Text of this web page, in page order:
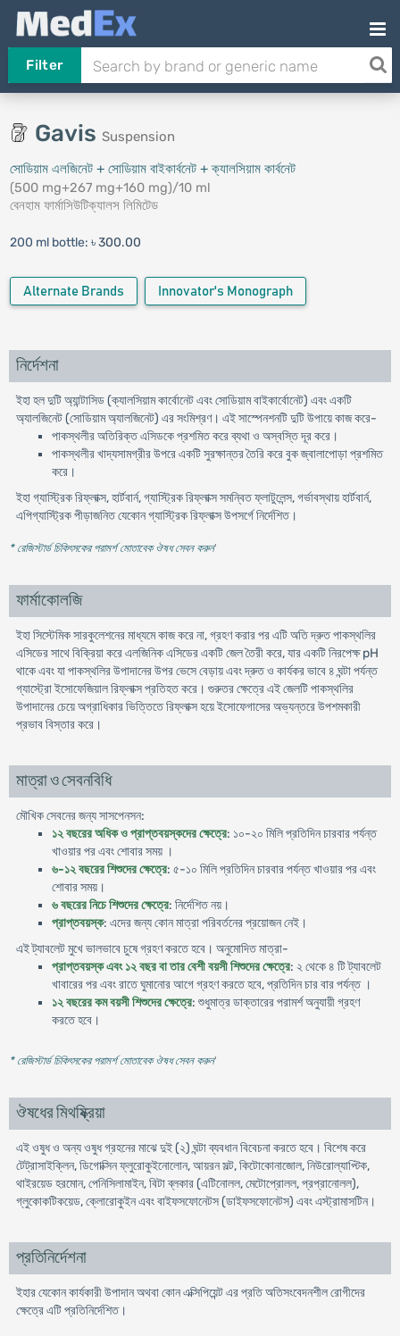
Filter
Gavis Suspension
সোডিয়াম এলজিনেট + সোডিয়াম বাইকার্বনেট + ক্যালসিয়াম কার্বনেট
(500 mg+267 mg+160 mg)/10 ml
বেনহাম ফার্মাসিউটিক্যালস লিমিটেড
200 ml bottle: ৳ 300.00
Alternate Brands Innovator's Monograph
নির্দেশনা
ইহা হল দুটি অ্যান্টাসিড (ক্যালসিয়াম কার্বোনেট এবং সোডিয়াম বাইকার্বোনেট) এবং একটি
অ্যালজিনেট (সোডিয়াম অ্যালজিনেট) এর সংমিশ্রণ। এই সাস্পেনশনটি দুটি উপায়ে কাজ করে-
পাকস্থলীর অতিরিক্ত এসিডকে প্রশমিত করে ব্যথা ও অস্বস্তি দূর করে।
পাকস্থলীর খাদ্যসামগ্রীর উপরে একটি সুরক্ষান্তর তৈরি করে বুক জ্বালাপোড়া প্রশমিত
করে।
ইহা গ্যাস্ট্রিক রিফ্লাক্স, হার্টবার্ন, গ্যাস্ট্রিক রিফ্লাক্স সমন্বিত ফ্লাটুলেন্স, গর্ভাবস্থায় হার্টবার্ন,
এপিগ্যাস্ট্রিক পীড়াজনিত যেকোন গ্যাস্ট্রিক রিফ্লাক্স উপসর্গে নির্দেশিত।
* রেজিস্টার্ড চিকিৎসকের পরামর্শ মোতাবেক ঔষধ সেবন করুন'
ফার্মাকোলজি
ইহা সিস্টেমিক সারকুলেশনের মাধ্যমে কাজ করে না, গ্রহণ করার পর এটি অতি দ্রুত পাকস্থলির
এসিডের সাথে বিক্রিয়া করে এলজিনিক এসিডের একটি জেল তৈরী করে, যার একটি নিরপেক্ষ pH
থাকে এবং যা পাকস্থলির উপাদানের উপর ভেসে বেড়ায় এবং দ্রুত ও কার্যকর ভাবে ৪ ঘন্টা পর্যন্ত
গ্যাস্ট্রো ইসোফেজিয়াল রিফ্লাক্স প্রতিহত করে। গুরুতর ক্ষেত্রে এই জেলটি পাকস্থলির
উপাদানের চেয়ে অগ্রাধিকার ভিত্তিতে রিফ্লাক্স হয়ে ইসোফেগাসের অভ্যন্তরে উপশমকারী
প্রভাব বিস্তার করে।
মাত্রা ও সেবনবিধি
মৌখিক সেবনের জন্য সাসপেনসন:
১২ বছরের অধিক ও প্রাপ্তবয়স্কদের ক্ষেত্রে: ১০-২০ মিলি প্রতিদিন চারবার পর্যন্ত
খাওয়ার পর এবং শোবার সময় ।
৬-১২ বছরের শিশুদের ক্ষেত্রে: ৫-১০ মিলি প্রতিদিন চারবার পর্যন্ত খাওয়ার পর এবং
শোবার সময়।
৬ বছরের নিচে শিশুদের ক্ষেত্রে: নির্দেশিত নয়।
প্রাপ্তবয়স্ক: এদের জন্য কোন মাত্রা পরিবর্তনের প্রয়োজন নেই।
এই ট্যাবলেট মুখে ভালভাবে চুষে গ্রহণ করতে হবে। অনুমোদিত মাত্রা-
প্রাপ্তবয়স্ক এবং ১২ বছর বা তার বেশী বয়সী শিশুদের ক্ষেত্রে: ২ থেকে ৪ টি ট্যাবলেট
খাবারের পর এবং রাতে ঘুমানোর আগে গ্রহণ করতে হবে, প্রতিদিন চার বার পর্যন্ত ।
১২ বছরের কম বয়সী শিশুদের ক্ষেত্রে: শুধুমাত্র ডাক্তারের পরামর্শ অনুযায়ী গ্রহণ
করতে হবে।
* রেজিস্টার্ড চিকিৎসকের পরামর্শ মোতাবেক ঔষধ সেবন করুন'
ঔষধের মিথষ্ক্রিয়া
এই ওষুধ ও অন্য ওষুধ গ্রহনের মাঝে দুই (২) ঘন্টা ব্যবধান বিবেচনা করতে হবে। বিশেষ করে
টেট্রাসাইক্লিন, ডিগোক্সিন ফ্লুরোকুইনোলোন, আয়রন সল্ট, কিটোকোনাজোল, নিউরোল্যাপ্টিক,
থাইরয়েড হরমোন, পেনিসিলামাইন, বিটা ব্লকার (এটিনোলল, মেটোপ্রোলল, প্রপ্রানোলল),
গ্লুকোকটিকয়েড, ক্লোরোকুইন এবং বাইফসফোনেটস (ডাইফসফোনেটস) এবং এস্ট্রামাসটিন।
প্রতিনির্দেশনা
ইহার যেকোন কার্যকারী উপাদান অথবা কোন এক্সিপিয়েন্ট এর প্রতি অতিসংবেদনশীল রোগীদের
ক্ষেত্রে এটি প্রতিনির্দেশিত।